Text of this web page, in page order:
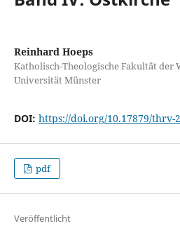
Reinhard Hoeps
Katholisch-Theologische Fakultät der
Universität Münster
DOI: https://doi.org/10.17879/thrv-
pdf
Veröffentlicht